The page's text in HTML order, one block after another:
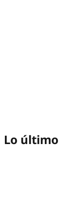
Lo último